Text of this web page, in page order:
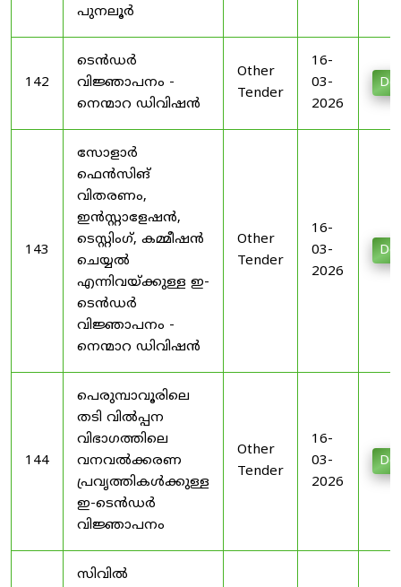
പുനലൂർ
142
ടെൻഡർ
വിജ്ഞാപനം -
നെന്മാറ ഡിവിഷൻ
Other
Tender
16-
03-
2026
143
സോളാർ
ഫെൻസിങ്
വിതരണം,
ഇൻസ്റ്റാളേഷൻ,
ടെസ്റ്റിംഗ്, കമ്മീഷൻ
ചെയ്യൽ
എന്നിവയ്ക്കുള്ള ഇ-
ടെൻഡർ
വിജ്ഞാപനം -
നെന്മാറ ഡിവിഷൻ
Other
Tender
16-
03-
2026
144
പെരുമ്പാവൂരിലെ
തടി വിൽപ്പന
വിഭാഗത്തിലെ
വനവൽക്കരണ
പ്രവൃത്തികൾക്കുള്ള
ഇ-ടെൻഡർ
വിജ്ഞാപനം
Other
Tender
16-
03-
2026
സിവിൽ